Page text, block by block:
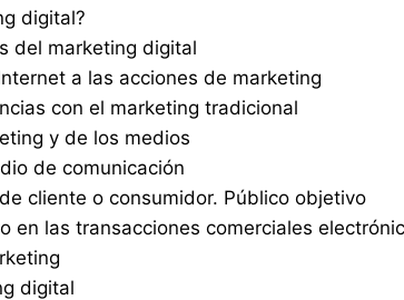
digital?
del marketing digital
a las acciones de marketing
con el marketing tradicional
y de los medios
de comunicación
cliente o consumidor. Público objetivo
las transacciones comerciales
digital